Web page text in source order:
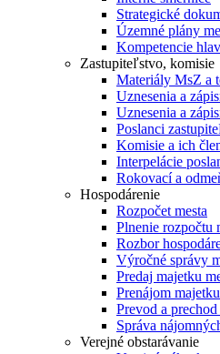
Strategické
Územné plány
Kompetencie
Zastupiteľstvo, komisie
Materiály MsZ a
Uznesenia a
Uznesenia a
Poslanci
Komisie a ich
Interpelácie
Rokovací a
Hospodárenie
Rozpočet mesta
Plnenie rozpočtu
Rozbor
Výročné správy
Predaj majetku
Prenájom
Prevod a
Správa
Verejné obstarávanie